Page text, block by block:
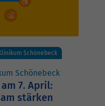
Schönebeck
Schönebeck
7. April:
stärken